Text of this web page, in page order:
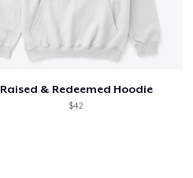
Raised & Redeemed Hoodie
$42